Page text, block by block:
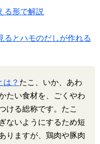
る形で解説
るとハモのだしが作れる
は？ たこ、いか、あわ
たい食材を、ごくやわ
ける総称です。たこ
ないようにするため短
りますが、鶏肉や豚肉